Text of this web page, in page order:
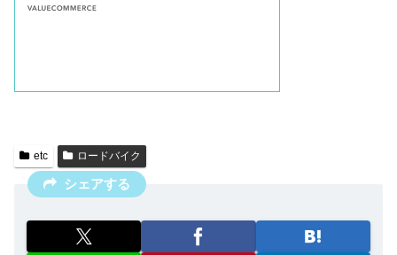
etc ロードバイク
シェアする